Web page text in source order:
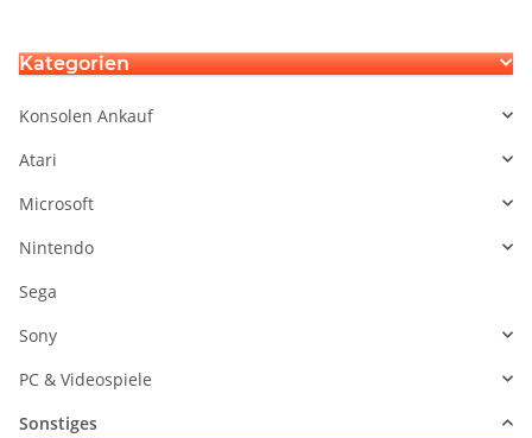
Kategorien
Konsolen Ankauf
Atari
Microsoft
Nintendo
Sega
Sony
PC & Videospiele
Sonstiges